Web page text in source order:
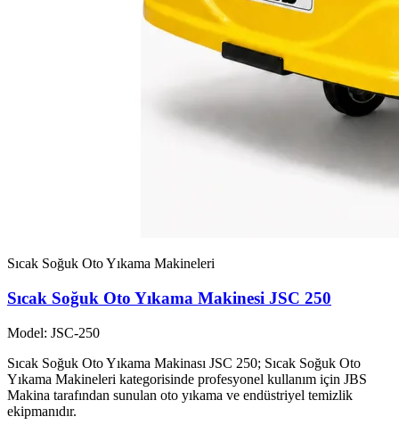
Sıcak Soğuk Oto Yıkama Makineleri
Sıcak Soğuk Oto Yıkama Makinesi JSC 250
Model: JSC-250
Sıcak Soğuk Oto Yıkama Makinası JSC 250; Sıcak Soğuk Oto
Yıkama Makineleri kategorisinde profesyonel kullanım için JBS
Makina tarafından sunulan oto yıkama ve endüstriyel temizlik
ekipmanıdır.